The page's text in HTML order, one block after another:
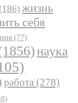
(186)жизнь
себя
(77)
наука
работа (278)